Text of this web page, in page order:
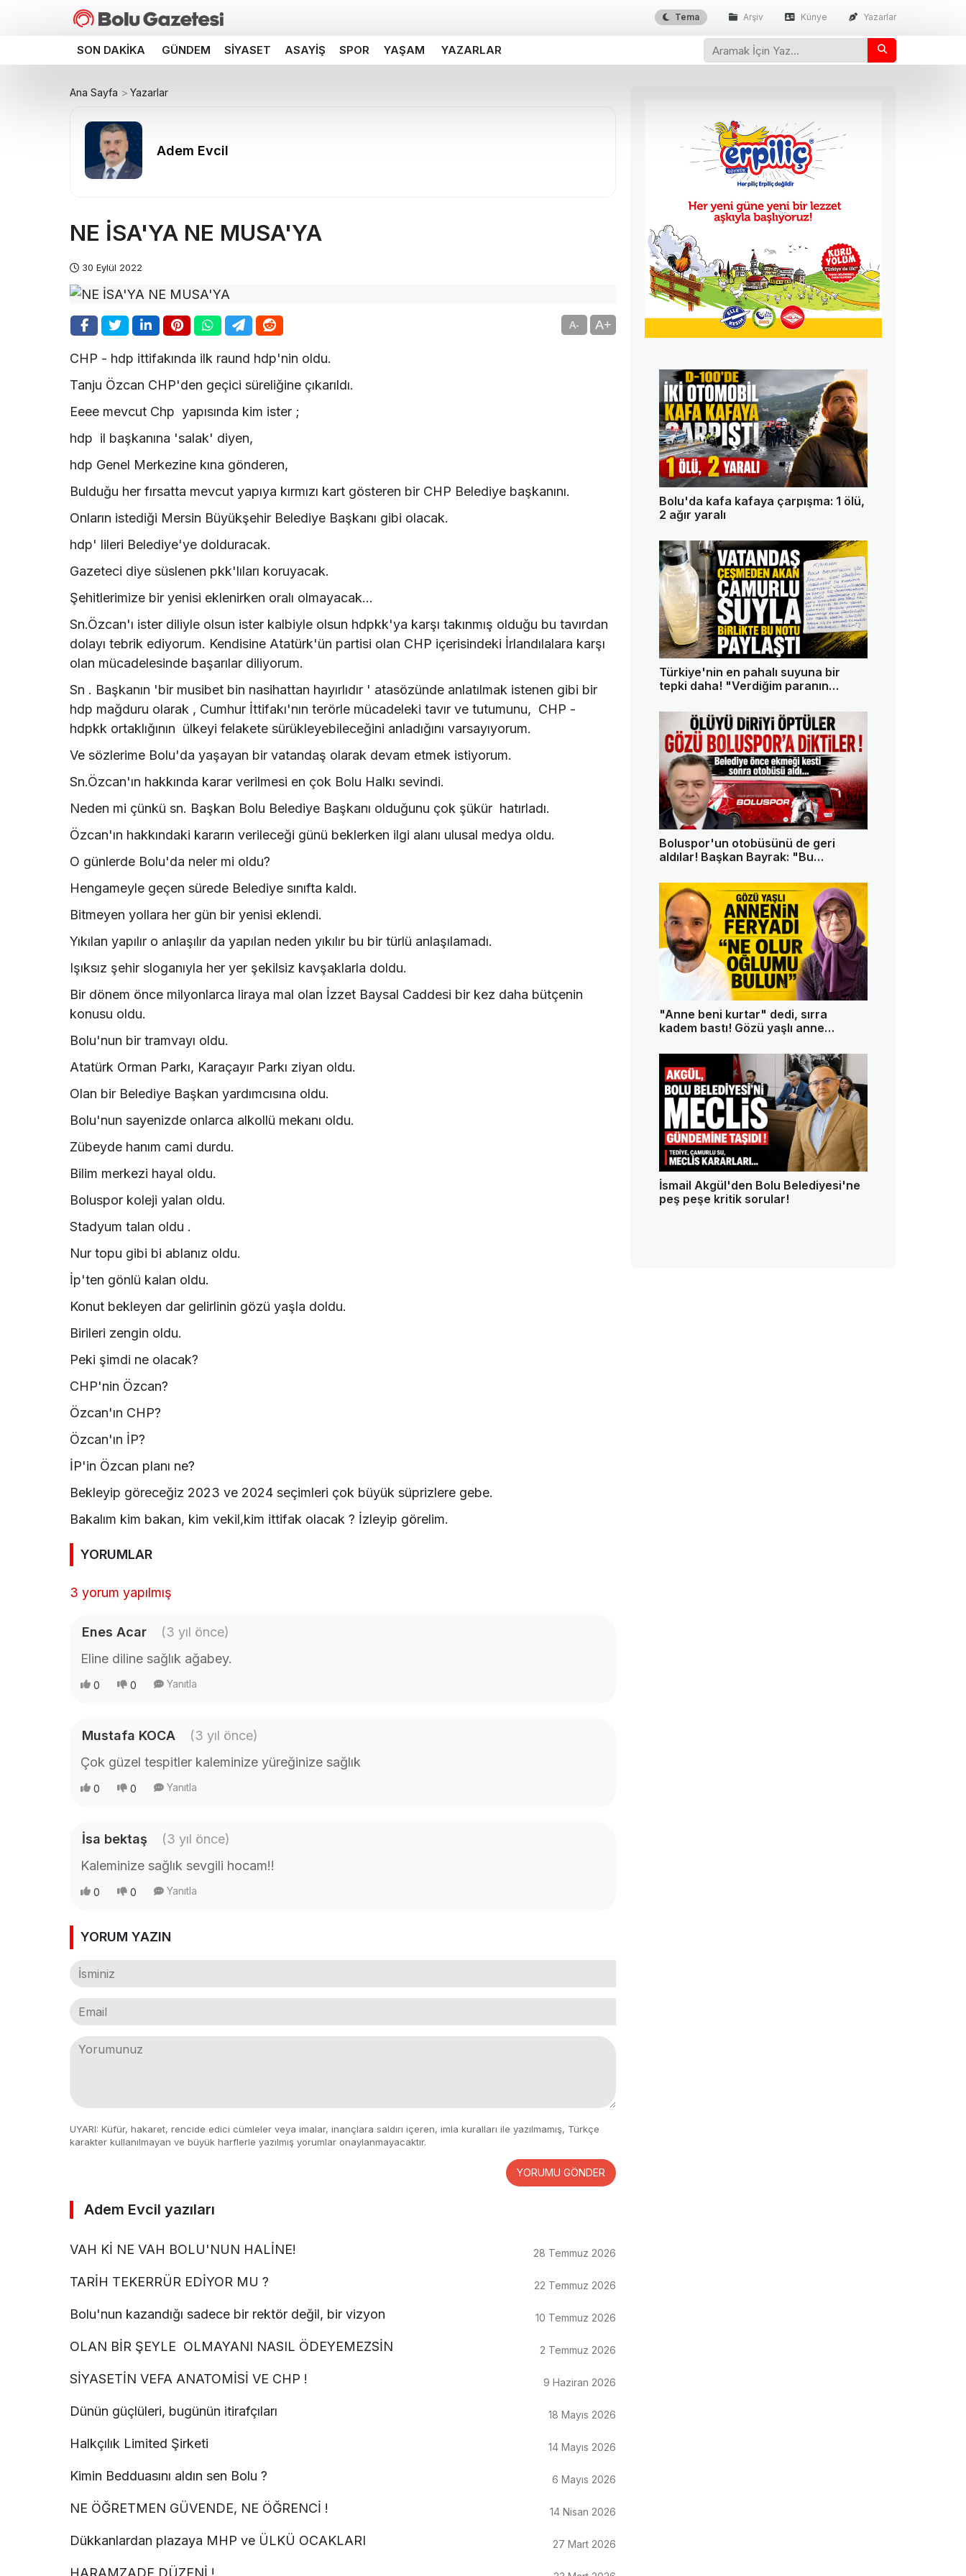
Tema Arşiv Künye Yazarlar
SON DAKIKA GÜNDEM SIYASET ASAYIŞ SPOR YAŞAM YAZARLAR
Ana Sayfa Yazarlar
Adem Evcil
NE İSA'YA NE MUSA'YA
30 Eylül 2022
A- A+
CHP - hdp ittifakında ilk raund hdp'nin oldu.
Tanju Özcan CHP'den geçici süreliğine çıkarıldı.
Eeee mevcut Chp yapısında kim ister ;
hdp il başkanına 'salak' diyen,
hdp Genel Merkezine kına gönderen,
Bulduğu her fırsatta mevcut yapıya kırmızı kart gösteren bir CHP Belediye başkanını.
Onların istediği Mersin Büyükşehir Belediye Başkanı gibi olacak.
hdp' lileri Belediye'ye dolduracak.
Gazeteci diye süslenen pkk'lıları koruyacak.
Şehitlerimize bir yenisi eklenirken oralı olmayacak...
Sn.Özcan'ı ister diliyle olsun ister kalbiyle olsun hdpkk'ya karşı takınmış olduğu bu tavırdan
dolayı tebrik ediyorum. Kendisine Atatürk'ün partisi olan CHP içerisindeki İrlandılalara karşı
olan mücadelesinde başarılar diliyorum.
Sn . Başkanın 'bir musibet bin nasihattan hayırlıdır ' atasözünde anlatılmak istenen gibi bir
hdp mağduru olarak , Cumhur İttifakı'nın terörle mücadeleki tavır ve tutumunu, CHP -
hdpkk ortaklığının ülkeyi felakete sürükleyebileceğini anladığını varsayıyorum.
Ve sözlerime Bolu'da yaşayan bir vatandaş olarak devam etmek istiyorum.
Sn.Özcan'ın hakkında karar verilmesi en çok Bolu Halkı sevindi.
Neden mi çünkü sn. Başkan Bolu Belediye Başkanı olduğunu çok şükür hatırladı.
Özcan'ın hakkındaki kararın verileceği günü beklerken ilgi alanı ulusal medya oldu.
O günlerde Bolu'da neler mi oldu?
Hengameyle geçen sürede Belediye sınıfta kaldı.
Bitmeyen yollara her gün bir yenisi eklendi.
Yıkılan yapılır o anlaşılır da yapılan neden yıkılır bu bir türlü anlaşılamadı.
Işıksız şehir sloganıyla her yer şekilsiz kavşaklarla doldu.
Bir dönem önce milyonlarca liraya mal olan İzzet Baysal Caddesi bir kez daha bütçenin
konusu oldu.
Bolu'nun bir tramvayı oldu.
Atatürk Orman Parkı, Karaçayır Parkı ziyan oldu.
Olan bir Belediye Başkan yardımcısına oldu.
Bolu'nun sayenizde onlarca alkollü mekanı oldu.
Zübeyde hanım cami durdu.
Bilim merkezi hayal oldu.
Boluspor koleji yalan oldu.
Stadyum talan oldu .
Nur topu gibi bi ablanız oldu.
İp'ten gönlü kalan oldu.
Konut bekleyen dar gelirlinin gözü yaşla doldu.
Birileri zengin oldu.
Peki şimdi ne olacak?
CHP'nin Özcan?
Özcan'ın CHP?
Özcan'ın İP?
İP'in Özcan planı ne?
Bekleyip göreceğiz 2023 ve 2024 seçimleri çok büyük süprizlere gebe.
Bakalım kim bakan, kim vekil,kim ittifak olacak ? İzleyip görelim.
YORUMLAR
3 yorum yapılmış
Enes Acar
(3 yıl önce)
Eline diline sağlık ağabey.
0 0 Yanıtla
Mustafa KOCA
(3 yıl önce)
Çok güzel tespitler kaleminize yüreğinize sağlık
0 0 Yanıtla
İsa bektaş
(3 yıl önce)
Kaleminize sağlık sevgili hocam!!
0 0 Yanıtla
YORUM YAZIN
UYARI: Küfür, hakaret, rencide edici cümleler veya imalar, inançlara saldırı içeren, imla kuralları ile yazılmamış, Türkçe
karakter kullanılmayan ve büyük harflerle yazılmış yorumlar onaylanmayacaktır.
YORUMU GÖNDER
Adem Evcil yazıları
VAH Kİ NE VAH BOLU'NUN HALİNE! 28 Temmuz 2026
TARİH TEKERRÜR EDİYOR MU ? 22 Temmuz 2026
Bolu'nun kazandığı sadece bir rektör değil, bir vizyon 10 Temmuz 2026
OLAN BİR ŞEYLE OLMAYANI NASIL ÖDEYEMEZSİN 2 Temmuz 2026
SİYASETİN VEFA ANATOMİSİ VE CHP ! 9 Haziran 2026
Dünün güçlüleri, bugünün itirafçıları 18 Mayıs 2026
Halkçılık Limited Şirketi 14 Mayıs 2026
Kimin Bedduasını aldın sen Bolu ? 6 Mayıs 2026
NE ÖĞRETMEN GÜVENDE, NE ÖĞRENCİ ! 14 Nisan 2026
Dükkanlardan plazaya MHP ve ÜLKÜ OCAKLARI 27 Mart 2026
HARAMZADE DÜZENİ !
Bolu'da kafa kafaya çarpışma: 1 ölü,
2 ağır yaralı
Türkiye'nin en pahalı suyuna bir
tepki daha! "Verdiğim paranın
Boluspor'un otobüsünü de geri
aldılar! Başkan Bayrak: "Bu
"Anne beni kurtar" dedi, sırra
kadem bastı! Gözü yaşlı anne
İsmail Akgül'den Bolu Belediyesi'ne
peş peşe kritik sorular!